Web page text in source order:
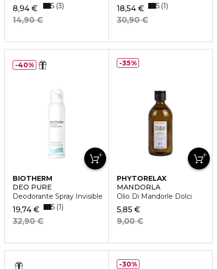
8,94 €
14,90 €
5 3
18,54 €
30,90 €
5 1
BIOTHERM
DEO PURE
Deodorante Spray Invisible
19,74 €
32,90 €
5 1
40%
PHYTORELAX
MANDORLA
Olio Di Mandorle Dolci
5,85 €
9,00 €
35%
30%